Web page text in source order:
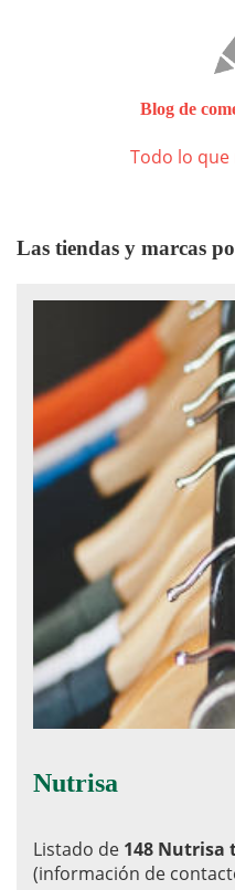
Blog de
Todo lo que
Las tiendas y marcas
Nutrisa
Listado de 148 Nutrisa
(información de